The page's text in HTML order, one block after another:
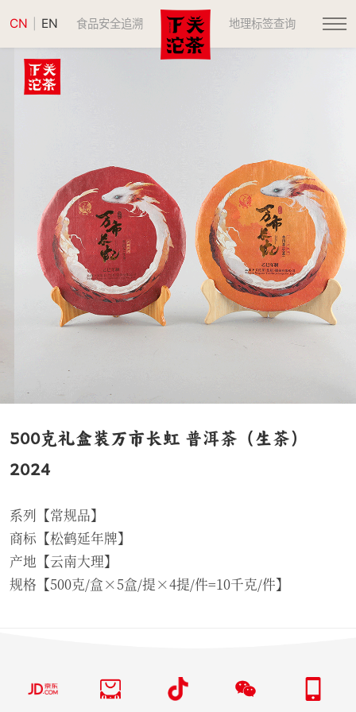
CN EN 食品安全追溯 地理标签查询
500克礼盒装万市长虹 普洱茶（生茶）
2024
系列【常规品】
商标【松鹤延年牌】
产地【云南大理】
规格【500克/盒×5盒/提×4提/件=10千克/件】